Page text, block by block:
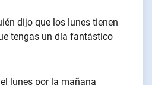
dijo que los lunes tienen
tengas un día fantástico
lunes por la mañana